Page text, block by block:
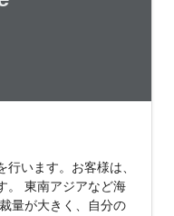
います。お客様は、
。 東南アジアなど海
量が大きく、自分の